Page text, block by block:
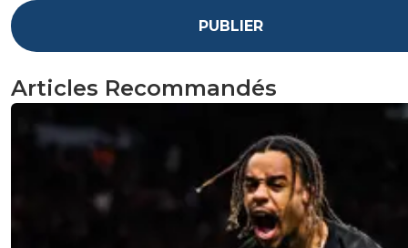
PUBLIER
Articles Recommandés